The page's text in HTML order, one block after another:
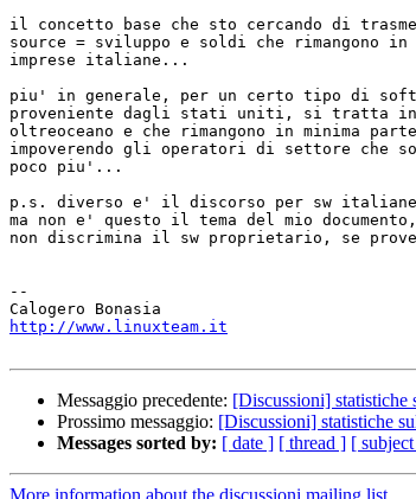
il concetto base che sto cercando di
source = sviluppo e soldi che
imprese italiane...
piu' in generale, per un certo tipo di
proveniente dagli stati uniti, si tratta
oltreoceano e che rimangono in minima
impoverendo gli operatori di settore che
poco piu'...
p.s. diverso e' il discorso per sw italiane
ma non e' questo il tema del mio
non discrimina il sw proprietario, se
--
http://www.linuxteam.it
Messaggio precedente: [Discussioni] statistiche
Prossimo messaggio: [Discussioni] statistiche
Messages sorted by: [ date ] [ thread ] [